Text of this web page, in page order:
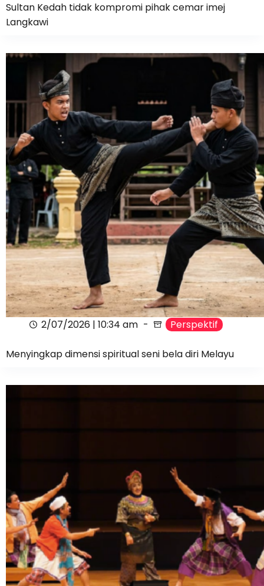
Sultan Kedah tidak kompromi pihak cemar imej
Langkawi
2/07/2026 | 10:34 am Perspektif
Menyingkap dimensi spiritual seni bela diri Melayu